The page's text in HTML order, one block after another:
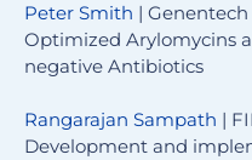
Peter Smith | Genentech
Optimized Arylomycins
negative Antibiotics
Rangarajan Sampath |
Development and